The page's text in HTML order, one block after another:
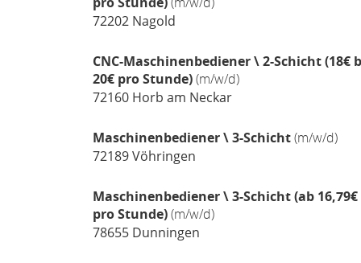
72202Nagold
CNC-Maschinenbediener \ 2-Schicht (18€
20€ pro Stunde)(m/w/d)
72160Horb am Neckar
Maschinenbediener \ 3-Schicht(m/w/d)
72189Vöhringen
Maschinenbediener \ 3-Schicht (ab 16,79€
pro Stunde)(m/w/d)
78655Dunningen